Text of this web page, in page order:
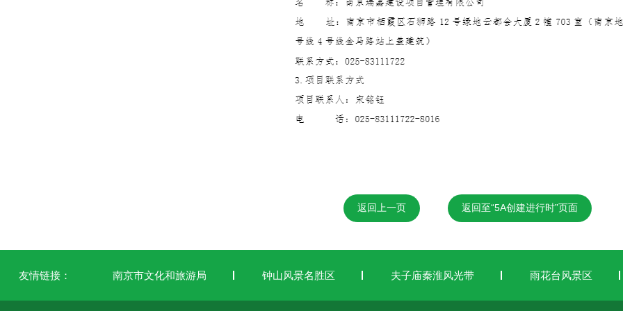
返回上一页 返回至“5A创建进行时”页面
友情链接： 南京市文化和旅游局 钟山风景名胜区 夫子庙秦淮风光带 雨花台风景区